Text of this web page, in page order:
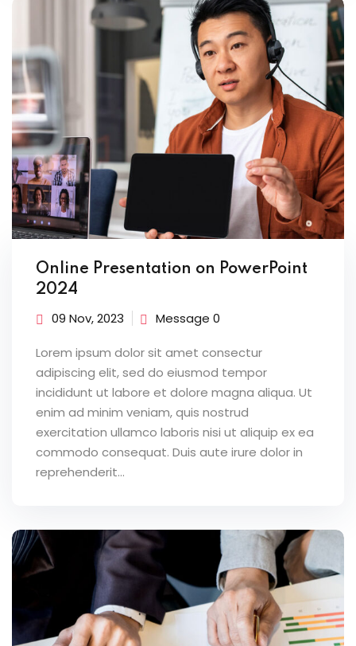
Online Presentation on PowerPoint
2024
09 Nov, 2023 Message 0
Lorem ipsum dolor sit amet consectur
adipiscing elit, sed do eiusmod tempor
incididunt ut labore et dolore magna aliqua. Ut
enim ad minim veniam, quis nostrud
exercitation ullamco laboris nisi ut aliquip ex ea
commodo consequat. Duis aute irure dolor in
reprehenderit...